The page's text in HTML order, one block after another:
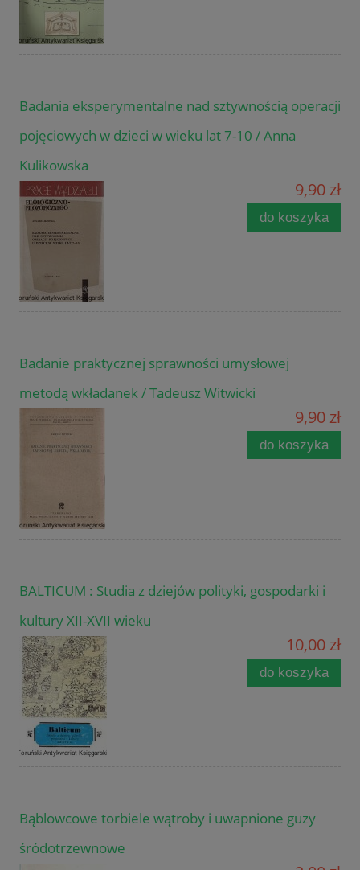
Badania eksperymentalne nad sztywnością operacji
pojęciowych w dzieci w wieku lat 7-10 / Anna
Kulikowska
9,90 zł
do koszyka
Badanie praktycznej sprawności umysłowej
metodą wkładanek / Tadeusz Witwicki
9,90 zł
do koszyka
BALTICUM : Studia z dziejów polityki, gospodarki i
kultury XII-XVII wieku
10,00 zł
do koszyka
Bąblowcowe torbiele wątroby i uwapnione guzy
śródotrzewnowe